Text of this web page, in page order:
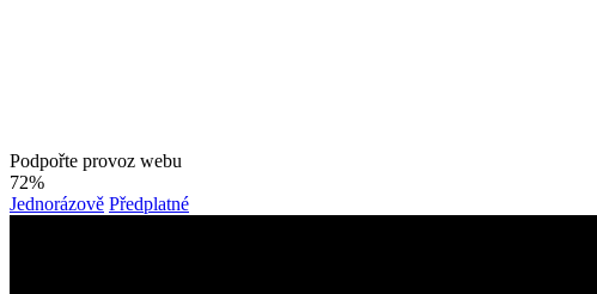
Podpořte provoz webu
72%
Jednorázově Předplatné